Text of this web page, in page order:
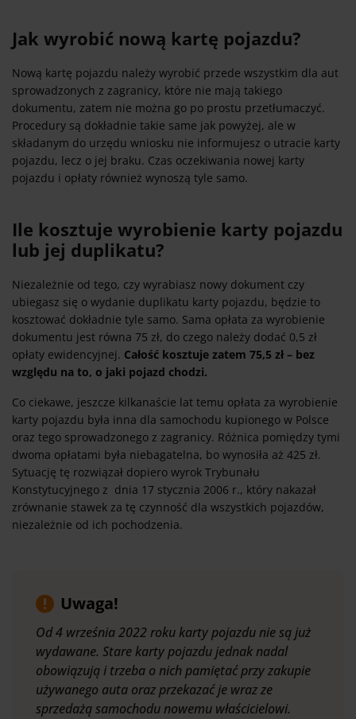
Jak wyrobić nową kartę pojazdu?
Nową kartę pojazdu należy wyrobić przede wszystkim dla aut
sprowadzonych z zagranicy, które nie mają takiego
dokumentu, zatem nie można go po prostu przetłumaczyć.
Procedury są dokładnie takie same jak powyżej, ale w
składanym do urzędu wniosku nie informujesz o utracie karty
pojazdu, lecz o jej braku. Czas oczekiwania nowej karty
pojazdu i opłaty również wynoszą tyle samo.
Ile kosztuje wyrobienie karty pojazdu
lub jej duplikatu?
Niezależnie od tego, czy wyrabiasz nowy dokument czy
ubiegasz się o wydanie duplikatu karty pojazdu, będzie to
kosztować dokładnie tyle samo. Sama opłata za wyrobienie
dokumentu jest równa 75 zł, do czego należy dodać 0,5 zł
opłaty ewidencyjnej. Całość kosztuje zatem 75,5 zł – bez
względu na to, o jaki pojazd chodzi.
Co ciekawe, jeszcze kilkanaście lat temu opłata za wyrobienie
karty pojazdu była inna dla samochodu kupionego w Polsce
oraz tego sprowadzonego z zagranicy. Różnica pomiędzy tymi
dwoma opłatami była niebagatelna, bo wynosiła aż 425 zł.
Sytuację tę rozwiązał dopiero wyrok Trybunału
Konstytucyjnego z dnia 17 stycznia 2006 r., który nakazał
zrównanie stawek za tę czynność dla wszystkich pojazdów,
niezależnie od ich pochodzenia.
Uwaga!
Od 4 września 2022 roku karty pojazdu nie są już
wydawane. Stare karty pojazdu jednak nadal
obowiązują i trzeba o nich pamiętać przy zakupie
używanego auta oraz przekazać je wraz ze
sprzedażą samochodu nowemu właścicielowi.